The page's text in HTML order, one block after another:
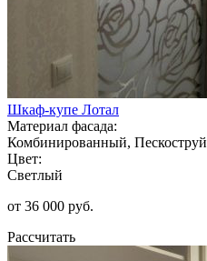
Шкаф-купе Лотал
Материал фасада:
Комбинированный, Пескоструй
Цвет:
Светлый
от 36 000 руб.
Рассчитать